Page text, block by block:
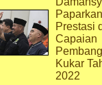
Paparkan
Prestasi
Capaian
Kukar
2022